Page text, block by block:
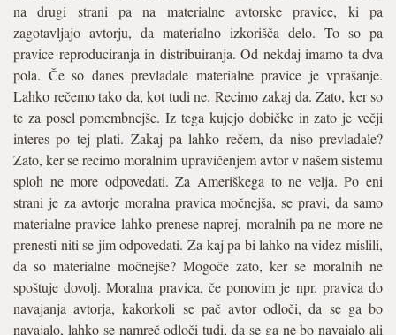
na drugi strani pa na materialne avtorske pravice, ki pa
zagotavljajo avtorju, da materialno izkorišča delo. To so pa
pravice reproduciranja in distribuiranja. Od nekdaj imamo ta dva
pola. Če so danes prevladale materialne pravice je vprašanje.
Lahko rečemo tako da, kot tudi ne. Recimo zakaj da. Zato, ker so
te za posel pomembnejše. Iz tega kujejo dobičke in zato je večji
interes po tej plati. Zakaj pa lahko rečem, da niso prevladale?
Zato, ker se recimo moralnim upravičenjem avtor v našem sistemu
sploh ne more odpovedati. Za Ameriškega to ne velja. Po eni
strani je za avtorje moralna pravica močnejša, se pravi, da samo
materialne pravice lahko prenese naprej, moralnih pa ne more ne
prenesti niti se jim odpovedati. Za kaj pa bi lahko na videz mislili,
da so materialne močnejše? Mogoče zato, ker se moralnih ne
spoštuje dovolj. Moralna pravica, če ponovim je npr. pravica do
navajanja avtorja, kakorkoli se pač avtor odloči, da se ga bo
navajalo, lahko se namreč odloči tudi, da se ga ne bo navajalo ali